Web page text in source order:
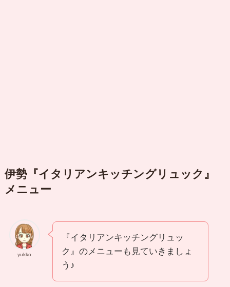
伊勢『イタリアンキッチングリュック』
メニュー
yukko
『イタリアンキッチングリュッ
ク』のメニューも見ていきましょ
う♪